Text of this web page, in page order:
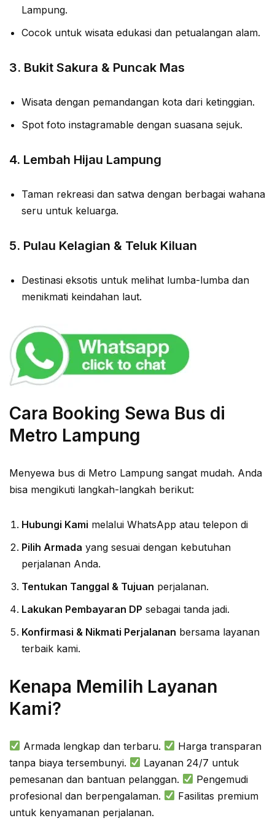
Lampung.
Cocok untuk wisata edukasi dan petualangan alam.
3. Bukit Sakura & Puncak Mas
Wisata dengan pemandangan kota dari ketinggian.
Spot foto instagramable dengan suasana sejuk.
4. Lembah Hijau Lampung
Taman rekreasi dan satwa dengan berbagai wahana
seru untuk keluarga.
5. Pulau Kelagian & Teluk Kiluan
Destinasi eksotis untuk melihat lumba-lumba dan
menikmati keindahan laut.
Cara Booking Sewa Bus di
Metro Lampung
Menyewa bus di Metro Lampung sangat mudah. Anda
bisa mengikuti langkah-langkah berikut:
Hubungi Kami melalui WhatsApp atau telepon di
Pilih Armada yang sesuai dengan kebutuhan
perjalanan Anda.
Tentukan Tanggal & Tujuan perjalanan.
Lakukan Pembayaran DP sebagai tanda jadi.
Konfirmasi & Nikmati Perjalanan bersama layanan
terbaik kami.
Kenapa Memilih Layanan
Kami?
Armada lengkap dan terbaru.
Harga transparan
tanpa biaya tersembunyi.
Layanan 24/7 untuk
pemesanan dan bantuan pelanggan.
Pengemudi
profesional dan berpengalaman.
Fasilitas premium
untuk kenyamanan perjalanan.